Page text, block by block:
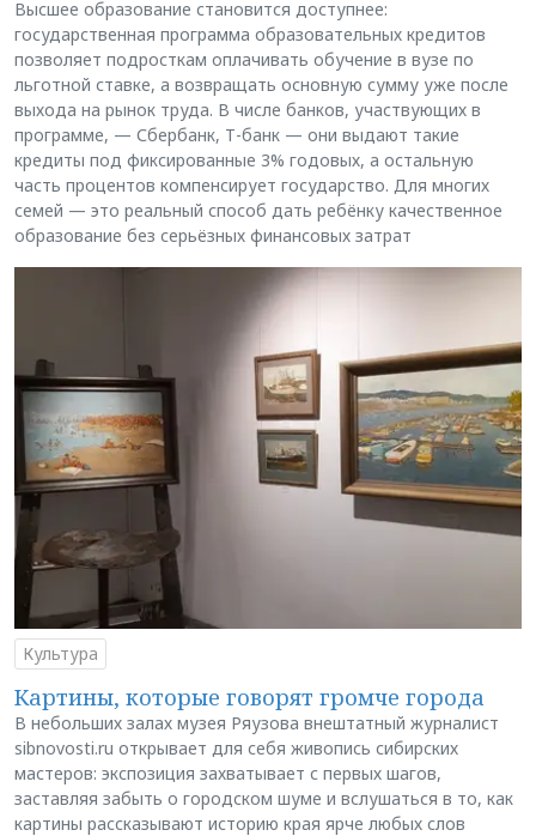
Высшее образование становится доступнее:
государственная программа образовательных кредитов
позволяет подросткам оплачивать обучение в вузе по
льготной ставке, а возвращать основную сумму уже после
выхода на рынок труда. В числе банков, участвующих в
программе, — Сбербанк, Т-банк — они выдают такие
кредиты под фиксированные 3% годовых, а остальную
часть процентов компенсирует государство. Для многих
семей — это реальный способ дать ребёнку качественное
образование без серьёзных финансовых затрат
Культура
Картины, которые говорят громче города
В небольших залах музея Ряузова внештатный журналист
sibnovosti.ru открывает для себя живопись сибирских
мастеров: экспозиция захватывает с первых шагов,
заставляя забыть о городском шуме и вслушаться в то, как
картины рассказывают историю края ярче любых слов